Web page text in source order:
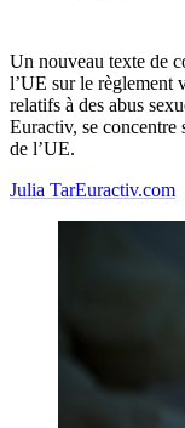
Un nouveau texte de
l’UE sur le règlement
relatifs à des abus
Euractiv, se concentre
de l’UE.
Julia TarEuractiv.com